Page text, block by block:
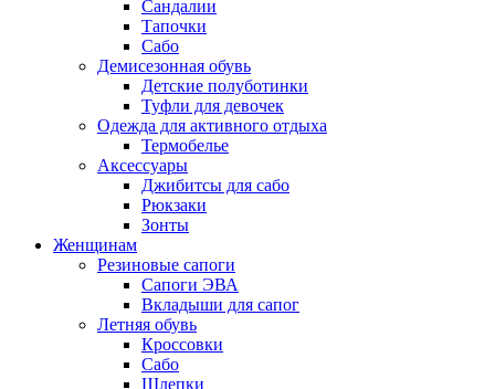
Сандалии
Тапочки
Сабо
Демисезонная обувь
Детские полуботинки
Туфли для девочек
Одежда для активного отдыха
Термобелье
Аксессуары
Джибитсы для сабо
Рюкзаки
Зонты
Женщинам
Резиновые сапоги
Cапоги ЭВА
Вкладыши для сапог
Летняя обувь
Кроссовки
Сабо
Шлепки